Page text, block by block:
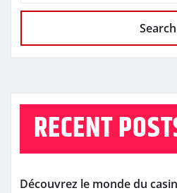
Search
RECENT
Découvrez le monde du